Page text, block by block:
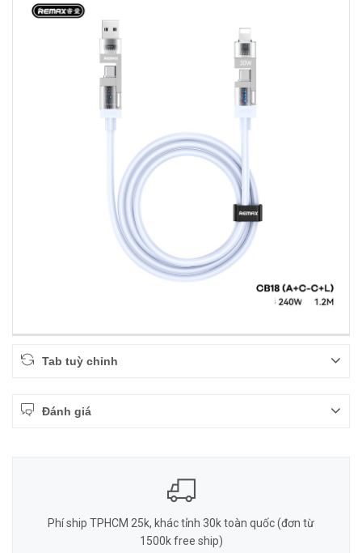
Tab tuỳ chỉnh
Đánh giá
Phí ship TPHCM 25k, khác tỉnh 30k toàn quốc (đơn từ
1500k free ship)